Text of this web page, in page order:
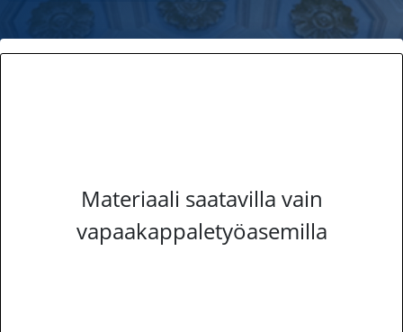
Materiaali saatavilla vain
vapaakappaletyöasemilla